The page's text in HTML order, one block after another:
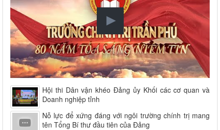
Hội thi Dân vận khéo Đảng ủy Khối các cơ quan và
Doanh nghiệp tỉnh
Nỗ lực để xứng đáng với ngôi trường chính trị mang
tên Tổng Bí thư đầu tiên của Đảng